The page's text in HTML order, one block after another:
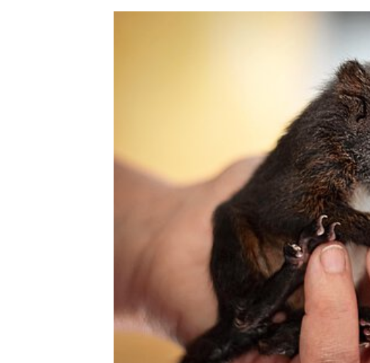
ATEM- UND HERZSTILLSTAND
INSEKTENSTICHE
BEIM VERSCHLUCKEN
BEI KRAMPFANFÄLLEN
IGEL